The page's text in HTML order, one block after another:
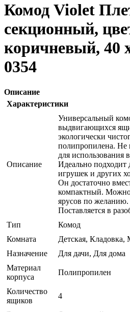
Комод Violet
секционный,
коричневый, 40
0354
Описание
Характеристики
Описание
Универсальный
выдвигающихся
экологически
полипропилена. Не
для
Идеально подходит
игрушек и других
Он достаточно
компактный. Можно
ярусов по желанию.
Поставляется в
Тип
Комод
Комната
Детская, Кладовка,
Назначение
Для дачи, Для дома
Материал
корпуса
Полипропилен
Количество
ящиков
4